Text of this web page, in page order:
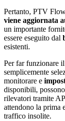
Pertanto, PTV
viene aggiornata
un importante
essere eseguito dal
esistenti.
Per far funzionare
semplicemente
monitorare e
disponibili,
rilevatori tramite
attendono la prima
traffico insolite.